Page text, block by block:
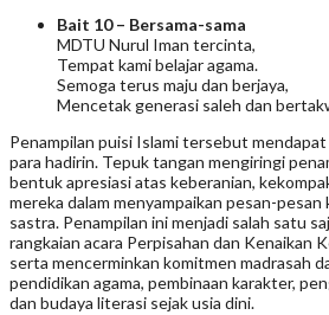
Bait 10 – Bersama-sama
MDTU Nurul Iman tercinta,
Tempat kami belajar agama.
Semoga terus maju dan berjaya,
Mencetak generasi saleh dan
Penampilan puisi Islami tersebut
para hadirin. Tepuk tangan mengiringi
bentuk apresiasi atas keberanian,
mereka dalam menyampaikan pesan-pesan
sastra. Penampilan ini menjadi salah satu
rangkaian acara Perpisahan dan Kenaikan
serta mencerminkan komitmen madrasah
pendidikan agama, pembinaan karakter,
dan budaya literasi sejak usia dini.